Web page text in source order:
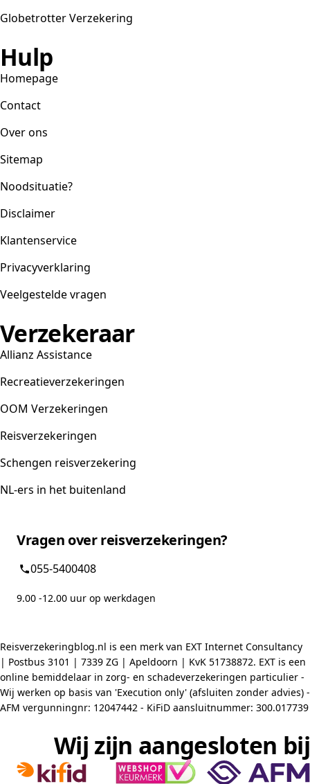
Globetrotter Verzekering
Hulp
Homepage
Contact
Over ons
Sitemap
Noodsituatie?
Disclaimer
Klantenservice
Privacyverklaring
Veelgestelde vragen
Verzekeraar
Allianz Assistance
Recreatieverzekeringen
OOM Verzekeringen
Reisverzekeringen
Schengen reisverzekering
NL-ers in het buitenland
Vragen over reisverzekeringen?
055-5400408
9.00 -12.00 uur op werkdagen
Reisverzekeringblog.nl is een merk van EXT Internet Consultancy
| Postbus 3101 | 7339 ZG | Apeldoorn | KvK 51738872. EXT is een
online bemiddelaar in zorg- en schadeverzekeringen particulier -
Wij werken op basis van 'Execution only' (afsluiten zonder advies) -
AFM vergunningnr: 12047442 - KiFiD aansluitnummer: 300.017739
Wij zijn aangesloten bij